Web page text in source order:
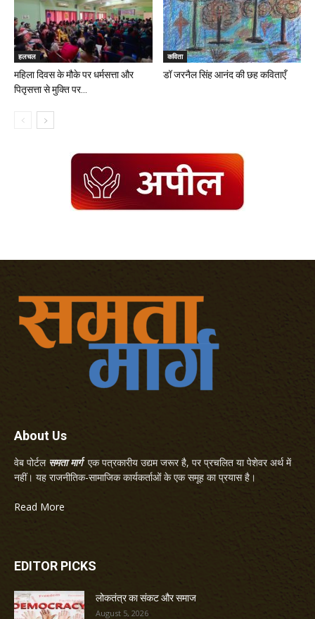
हलचल
महिला दिवस के मौके पर धर्मसत्ता और
पितृसत्ता से मुक्ति पर...
कविता
डॉ जरनैल सिंह आनंद की छह कविताएँ
About Us
वेब पोर्टल समता मार्गएक पत्रकारीय उद्यम जरूर है, पर प्रचलित या पेशेवर अर्थ में
नहीं। यह राजनीतिक-सामाजिक कार्यकर्ताओं के एक समूह का प्रयास है।
Read More
EDITOR PICKS
लोकतंत्र का संकट और समाज
August 5, 2026